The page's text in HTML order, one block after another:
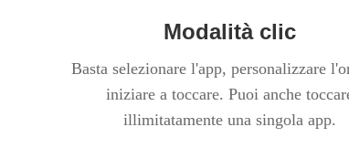
Modalità clic
Basta selezionare l'app, personalizzare
iniziare a toccare. Puoi anche
illimitatamente una singola app.